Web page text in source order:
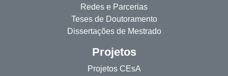
Redes e Parcerias
Teses de Doutoramento
Dissertações de Mestrado
Projetos
Projetos CEsA